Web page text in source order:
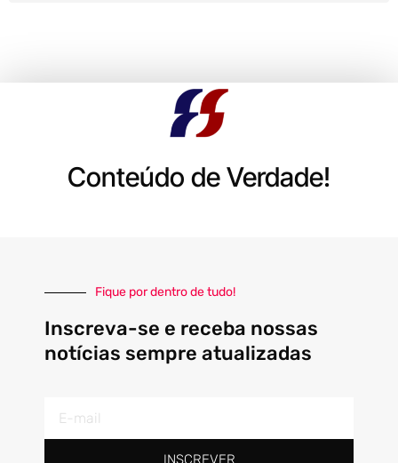
Conteúdo de Verdade!
Fique por dentro de tudo!
Inscreva-se e receba nossas
notícias sempre atualizadas
mail
INSCREVER